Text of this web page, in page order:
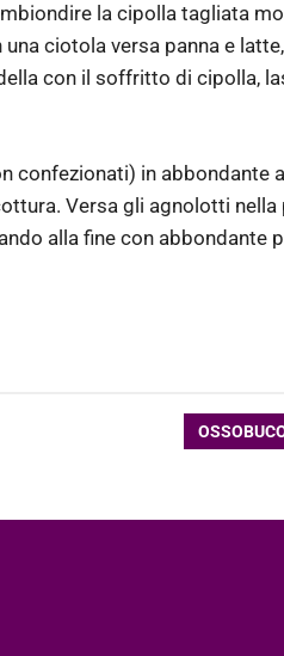
la cipolla tagliata
ciotola versa panna e
con il soffritto di cipolla,
confezionati) in abbondante
Versa gli agnolotti nella
alla fine con abbondante
ARTICOLO